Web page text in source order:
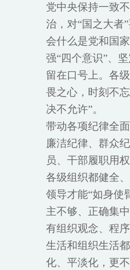
党中央保持一致
治，对“国之大者
会什么是党和国
强“四个意识”、
留在口号上。各
畏之心，时刻不
决不允许”。
带动各项纪律全
廉洁纪律、群众
员、干部履职用
各级组织都健全
领导才能“如身使
主不够、正确集
有组织观念、程
生活和组织生活
化、平淡化，更